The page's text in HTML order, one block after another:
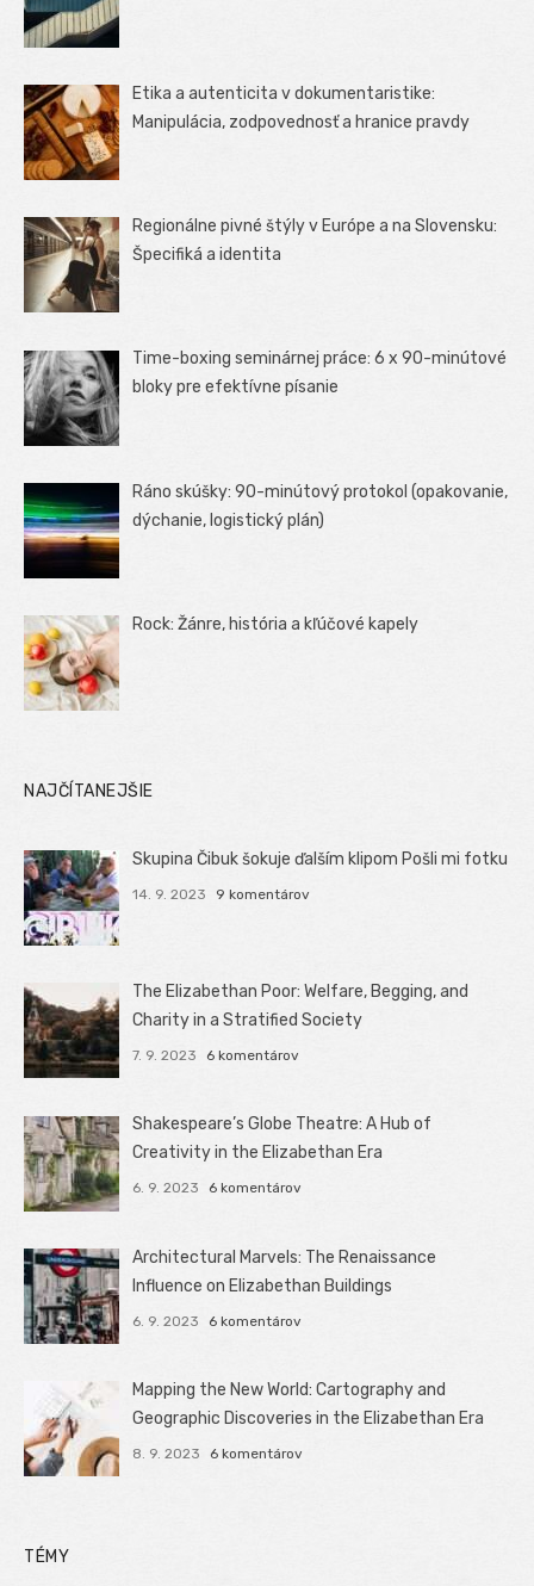
Etika a autenticita v dokumentaristike:
Manipulácia, zodpovednosť a hranice pravdy
Regionálne pivné štýly v Európe a na Slovensku:
Špecifiká a identita
Time-boxing seminárnej práce: 6 x 90-minútové
bloky pre efektívne písanie
Ráno skúšky: 90-minútový protokol (opakovanie,
dýchanie, logistický plán)
Rock: Žánre, história a kľúčové kapely
NAJČÍTANEJŠIE
Skupina Čibuk šokuje ďalším klipom Pošli mi fotku
14. 9. 2023 9 komentárov
The Elizabethan Poor: Welfare, Begging, and
Charity in a Stratified Society
7. 9. 2023 6 komentárov
Shakespeare’s Globe Theatre: A Hub of
Creativity in the Elizabethan Era
6. 9. 2023 6 komentárov
Architectural Marvels: The Renaissance
Influence on Elizabethan Buildings
6. 9. 2023 6 komentárov
Mapping the New World: Cartography and
Geographic Discoveries in the Elizabethan Era
8. 9. 2023 6 komentárov
TÉMY